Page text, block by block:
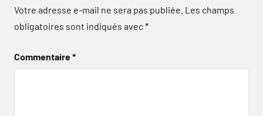
Votre adresse e-mail ne sera pas publiée. Les champs
obligatoires sont indiqués avec*
Commentaire*